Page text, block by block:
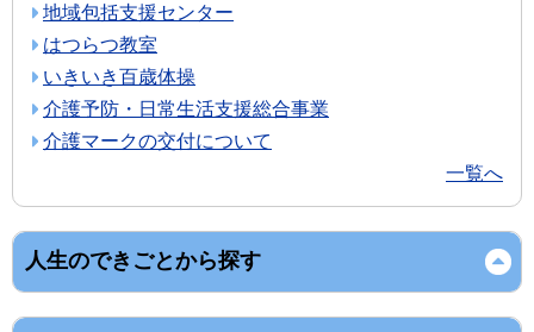
地域包括支援センター
はつらつ教室
いきいき百歳体操
介護予防・日常生活支援総合事業
介護マークの交付について
一覧へ
人生のできごとから探す